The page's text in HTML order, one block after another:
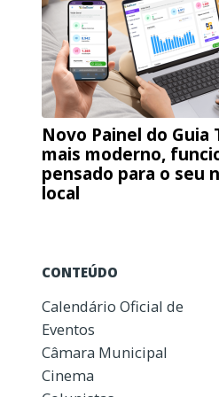
Novo Painel do Guia
mais moderno,
pensado para o seu
local
CONTEÚDO
Calendário Oficial de
Eventos
Câmara Municipal
Cinema